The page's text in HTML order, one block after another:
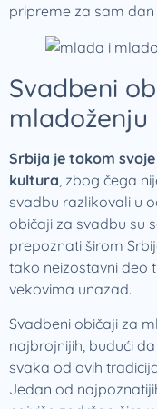
pripreme za sam dan
Svadbeni
mladoženju
Srbija je tokom
kultura , zbog čega
svadbu razlikovali u
običaji za svadbu su
prepoznati širom
tako neizostavni deo
vekovima unazad.
Svadbeni običaji za
najbrojnijih, budući
svaka od ovih
Jedan od